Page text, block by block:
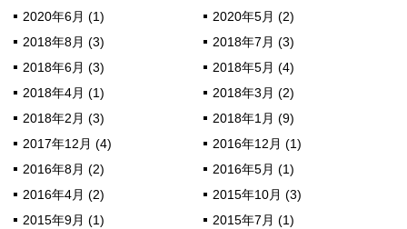
2020年6月 (1)
2020年5月 (2)
2018年8月 (3)
2018年7月 (3)
2018年6月 (3)
2018年5月 (4)
2018年4月 (1)
2018年3月 (2)
2018年2月 (3)
2018年1月 (9)
2017年12月 (4)
2016年12月 (1)
2016年8月 (2)
2016年5月 (1)
2016年4月 (2)
2015年10月 (3)
2015年9月 (1)
2015年7月 (1)